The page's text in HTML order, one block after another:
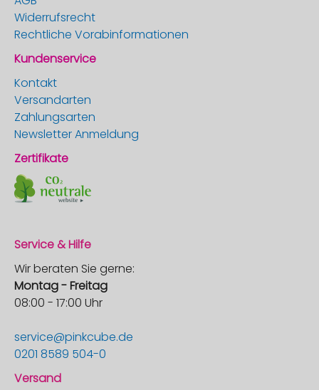
Widerrufsrecht
Rechtliche Vorabinformationen
Kundenservice
Kontakt
Versandarten
Zahlungsarten
Newsletter Anmeldung
Zertifikate
Service & Hilfe
Wir beraten Sie gerne:
Montag - Freitag
08:00 - 17:00 Uhr
service@pinkcube.de
0201 8589 504-0
Versand